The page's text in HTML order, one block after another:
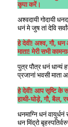
कृपा करें।
अश्वदायी गोदायी
धनं मे जुष तां देवि
हे देवी! अश्व, गौ,
माता! मेरी सभी
पुत्र पौत्र धनं धान्यं
प्रजानां भवसी माता
हे देवी! आप सृष्टि के
हाथी-घोड़े, गौ, बैल,
धनमाग्नि धनं वायुर्धनं
धन मिंद्रो